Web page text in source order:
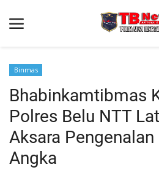
Beranda
Binkam
Terms & Conditions
Reskrim
Binmas
Bhabinkamtibmas
Polres Belu NTT
Aksara
Angka